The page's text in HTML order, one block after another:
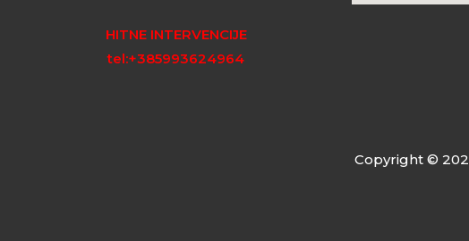
HITNE INTERVENCIJE
tel:+385993624964
Copyright ©